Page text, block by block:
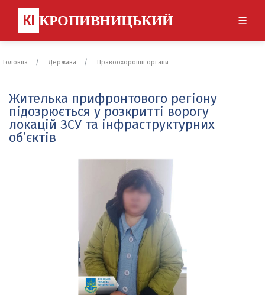
КІ КРОПИВНИЦЬКИЙ ☰
Головна Держава Правоохоронні органи
Жителька прифронтового регіону
підозрюється у розкритті ворогу
локацій ЗСУ та інфраструктурних
об’єктів